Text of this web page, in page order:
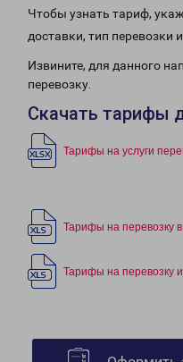
Чтобы узнать тариф,
доставки, тип перевозки и
Извините, для данного
перевозку.
Скачать тарифы
Тарифы на услуги
Тарифы на перевозку
Тарифы на перевозку